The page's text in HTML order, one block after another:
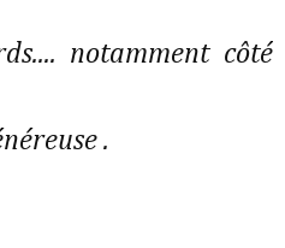
notamment côté
.